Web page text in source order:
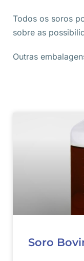
Todos os soros
sobre as
Outras
Soro